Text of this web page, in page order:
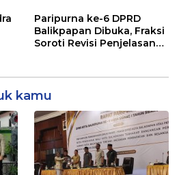
Balikpapan 2026
Paripurna ke-6 DPRD
Balikpapan Dibuka, Fraksi
Soroti Revisi Penjelasan
kamu